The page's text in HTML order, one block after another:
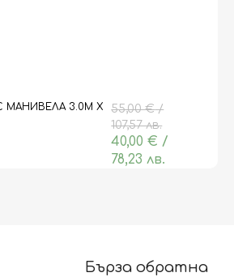
МАНИВЕЛА 3.0М Х
55,00€/
107,57 лв.
40,00€ /
78,23 лв.
Бърза обратна